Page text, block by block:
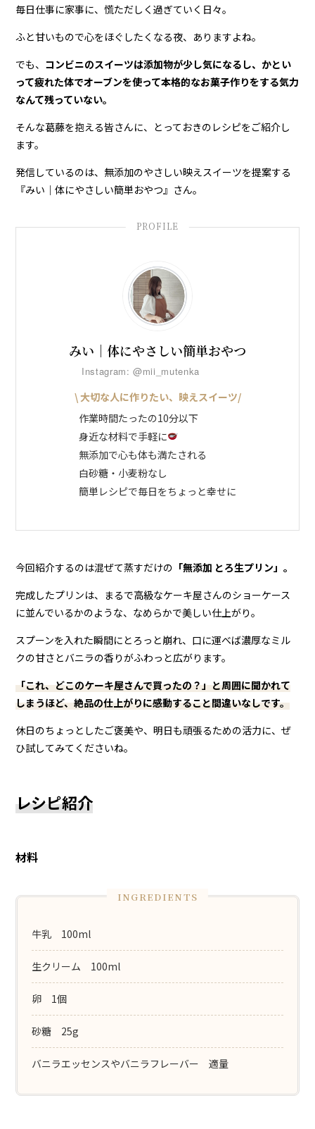
毎日仕事に家事に、慌ただしく過ぎていく日々。
ふと甘いもので心をほぐしたくなる夜、ありますよね。
でも、 コンビニのスイーツは添加物が少し気になるし、かとい
って疲れた体でオーブンを使って本格的なお菓子作りをする気力
なんて残っていない。
そんな葛藤を抱える皆さんに、とっておきのレシピをご紹介し
ます。
発信しているのは、無添加のやさしい映えスイーツを提案する
『みい｜体にやさしい簡単おやつ』 さん。
みい｜体にやさしい簡単おやつ
Instagram: @mii_mutenka
\ 大切な人に作りたい、映えスイーツ/
作業時間たったの10分以下
身近な材料で手軽に
無添加で心も体も満たされる
白砂糖・小麦粉なし
簡単レシピで毎日をちょっと幸せに
今回紹介するのは混ぜて蒸すだけの 「無添加 とろ生プリン」。
完成したプリンは、まるで高級なケーキ屋さんのショーケース
に並んでいるかのような、なめらかで美しい仕上がり。
スプーンを入れた瞬間にとろっと崩れ、口に運べば濃厚なミル
クの甘さとバニラの香りがふわっと広がります。
「これ、どこのケーキ屋さんで買ったの？」と周囲に聞かれて
しまうほど、絶品の仕上がりに感動すること間違いなしです。
休日のちょっとしたご褒美や、明日も頑張るための活力に、ぜ
ひ試してみてくださいね。
レシピ紹介
材料
牛乳 100ml
生クリーム 100ml
卵 1個
砂糖 25g
バニラエッセンスやバニラフレーバー 適量